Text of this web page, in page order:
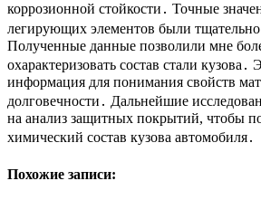
коррозионной стойкости․ Точные
легирующих элементов были
Полученные данные позволили мне
охарактеризовать состав стали кузова․
информация для понимания свойств
долговечности․ Дальнейшие
на анализ защитных покрытий, чтобы
химический состав кузова автомобиля․
Похожие записи: